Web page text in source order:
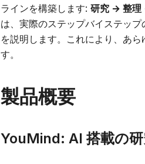
ラインを構築します: 研究 → 整理
は、実際のステップバイステッ
を説明します。これにより、あ
す。
製品概要
YouMind: AI 搭載の